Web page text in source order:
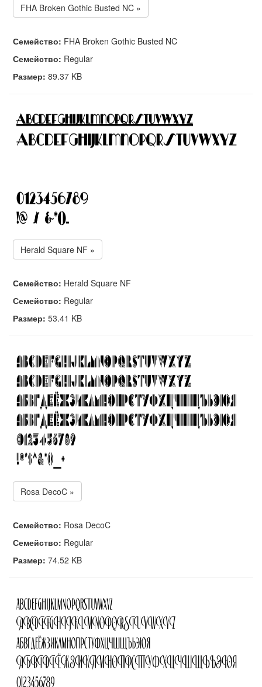
FHA Broken Gothic Busted NC »
Семейство: FHA Broken Gothic Busted NC
Семейство: Regular
Размер: 89.37 KB
Herald Square NF »
Семейство: Herald Square NF
Семейство: Regular
Размер: 53.41 KB
Rosa DecoC »
Семейство: Rosa DecoC
Семейство: Regular
Размер: 74.52 KB